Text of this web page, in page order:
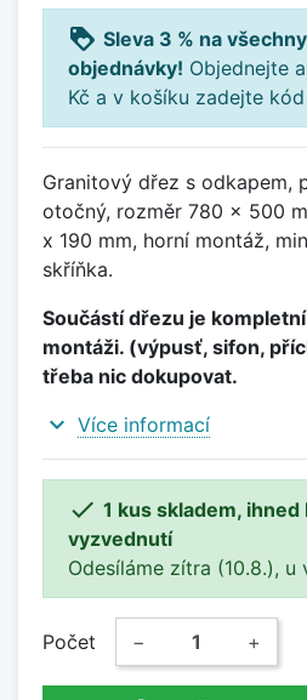
loyalty Sleva 3 % na
objednávky! Objednejte
Kč a v košíku zadejte kód
Granitový dřez s odkapem,
otočný, rozměr 780 x 500
x 190 mm, horní montáž,
skříňka.
Součástí dřezu je
montáži. (výpusť, sifon,
třeba nic dokupovat.
expand_more Více informací
 1 kus skladem,
vyzvednutí
Odesíláme zítra (10.8.), u
Počet − +